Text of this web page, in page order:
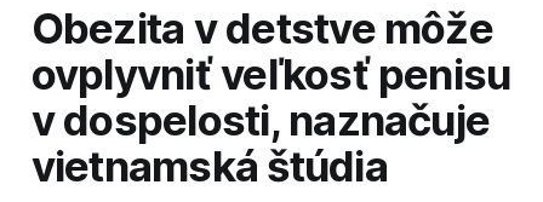
Obezita v detstve môže
ovplyvniť veľkosť penisu
v dospelosti, naznačuje
vietnamská štúdia